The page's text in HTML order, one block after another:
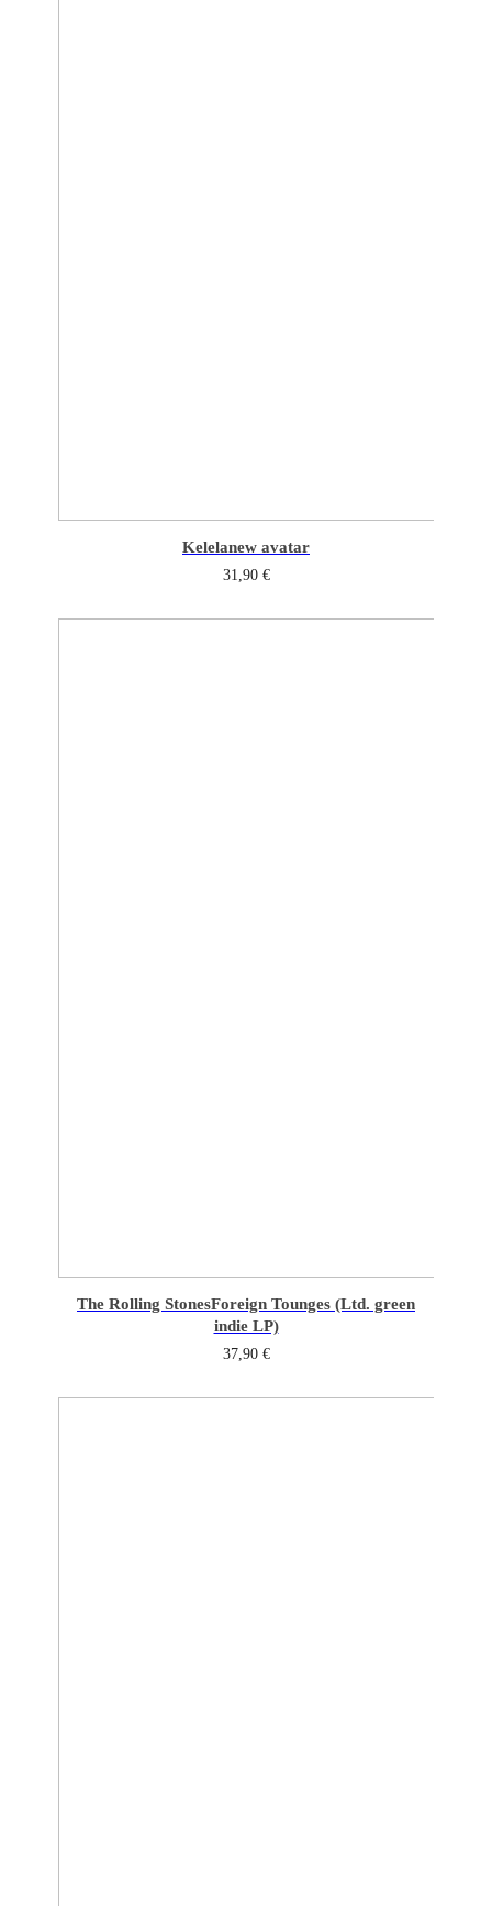
Kelelanew avatar
31,90 €
The Rolling StonesForeign Tounges (Ltd. green
indie LP)
37,90 €